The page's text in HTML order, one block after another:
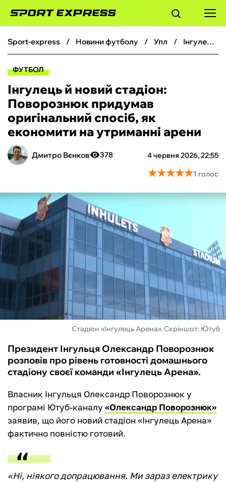
ФУТБОЛ
БОКС
ХОКЕЙ
ТЕНІС
КІБЕРСПОРТ
ЧС-2026
ФУТЗАЛ
БУКМЕКЕРИ
sport-express новини футболу упл Інгулець й новий стадіон: Поворознюк придумав оригінальний спосіб, як економити на утриманні арени
ФУТБОЛ
Інгулець й новий стадіон:
Поворознюк придумав
оригінальний спосіб, як
економити на утриманні арени
Дмитро Вєнков 4 червня 2026, 22:55
378
★★★★★
★★★★★1 голос
Стадіон «Інгулець Арена». Скріншот: Ютуб
Президент Інгульця Олександр Поворознюк
розповів про рівень готовності домашнього
стадіону своєї команди «Інгулець Арена».
Власник Інгульця Олександр Поворознюк у
програмі Ютуб-каналу «Олександр Поворознюк»
заявив, що його новий стадіон «Інгулець Арена»
фактично повністю готовий.
«Ні, ніякого допрацювання. Ми зараз електрику